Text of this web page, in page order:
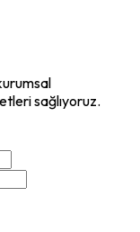
sağlıyoruz.